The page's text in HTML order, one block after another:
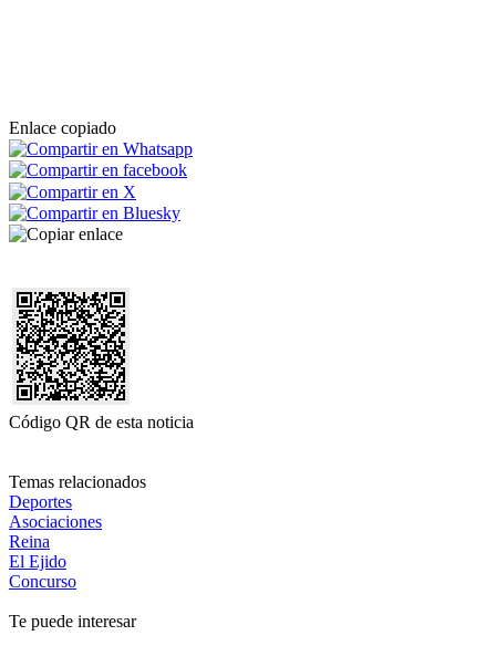
Enlace copiado
Código QR de esta noticia
Temas relacionados
Deportes
Asociaciones
Reina
El Ejido
Concurso
Te puede interesar